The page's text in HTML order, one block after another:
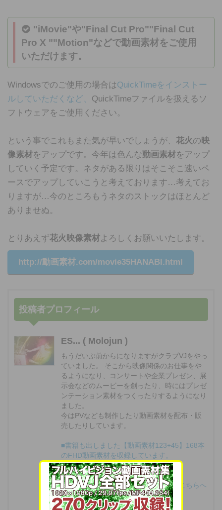
"iMovie"や"Final Cut Pro""Final Cut
Pro X ""Motion"などで動画素材をご使用
いただけます。
Windowsでのご使用の場合はQuickTimeをインストー
ルしていただくなど、 QuickTimeファイルを扱えるソ
フトウェアをご使用ください。
という事でこれもまた気が早いでしょうが、 花火の映
像素材をアップです。今年は色んな動画素材をアップ
していく予定です。ネタがある限りはそこそこ速いペ
ースでアップしていこうと考えております…考えてお
りますが…今のところもうネタのストックはほとんど
ありませぬ。
とりあえず花火映像素材よろしくお願いいたします。
http://動画素材.com/movie35HANABI.html
投稿者プロフィール
ES... ( Molojun )
もうだいぶ前からになりますがクラブVJをやっ
ていました。 そこから映像関係のお仕事をや
るようになり、コンサートや企業プレゼン、展
示会などのムービーを創ったり、時にはプレゼ
ンテーション素材をつくったりするようになり
ました。
今はPVなども制作したり動画素材を配布・販
売したりしています。
■書籍も出しました【動画素材123+45】168本
のFHD動画素材を収録しています。
◆もうちょっと詳しいプロフィールはこちらへ
どうぞ